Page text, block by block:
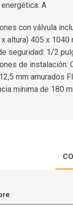
A
con válvula
altura) 405 x 1040
seguridad: 1/2
de
mm amurados
mínima de 180